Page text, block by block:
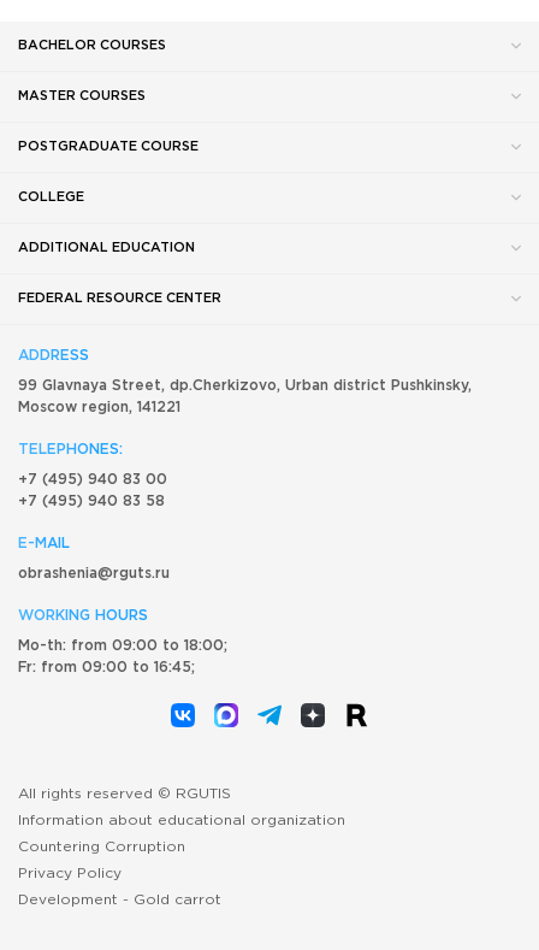
BACHELOR COURSES
MASTER COURSES
POSTGRADUATE COURSE
COLLEGE
ADDITIONAL EDUCATION
FEDERAL RESOURCE CENTER
ADDRESS
99 Glavnaya Street, dp.Cherkizovo, Urban district Pushkinsky,
Moscow region, 141221
TELEPHONES:
+7 (495) 940 83 00
+7 (495) 940 83 58
E-MAIL
obrashenia@rguts.ru
WORKING HOURS
Mo-th: from 09:00 to 18:00;
Fr: from 09:00 to 16:45;
All rights reserved © RGUTIS
Information about educational organization
Countering Corruption
Privacy Policy
Development - Gold carrot